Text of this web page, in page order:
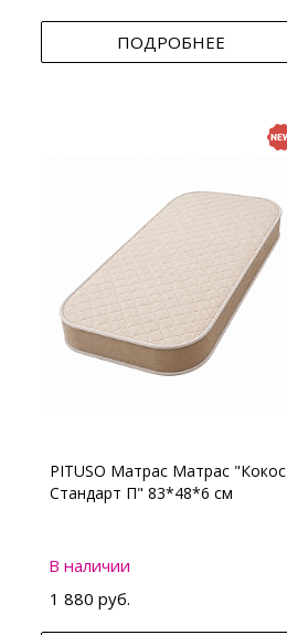
ПОДРОБНЕЕ
PITUSO Матрас Матрас "Кокос
Стандарт П" 83*48*6 см
В наличии
1 880 руб.